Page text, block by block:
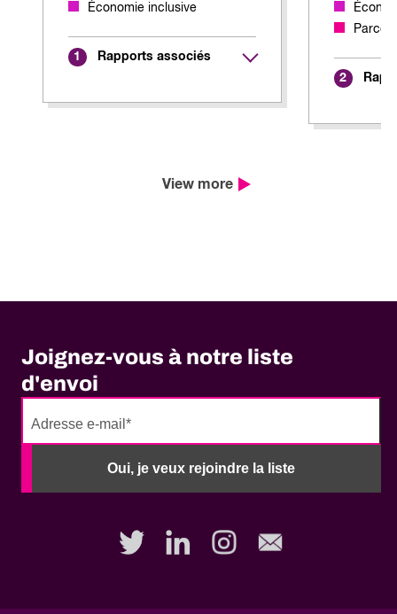
Économie inclusive
1 Rapports associés
2
View more
Joignez-vous à notre liste
d'envoi
Oui, je veux rejoindre la liste
No
fill